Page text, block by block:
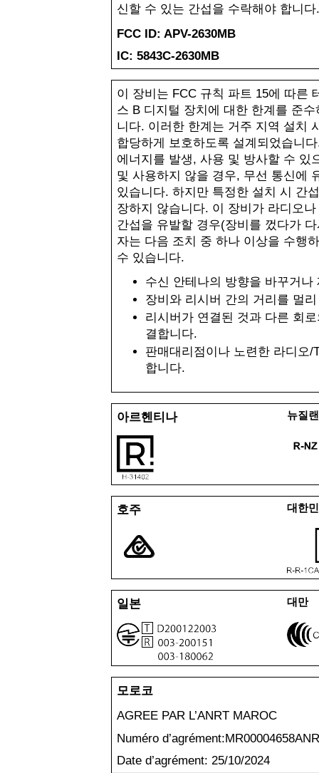
신할 수 있는 간섭을 수락해야 합니다
FCC ID: APV-2630MB
IC: 5843C-2630MB
이 장비는 FCC 규칙 파트 15에 따른
스 B 디지털 장치에 대한 한계를 준
니다. 이러한 한계는 거주 지역 설치
합당하게 보호하도록 설계되었습니다
에너지를 발생,사용 및 방사할 수 있
및 사용하지 않을 경우, 무선 통신에
있습니다.하지만 특정한 설치 시 간
장하지 않습니다. 이 장비가 라디오
간섭을 유발할 경우(장비를 껐다가
자는 다음 조치 중 하나 이상을 수행
수 있습니다.
수신 안테나의 방향을 바꾸거나
장비와 리시버 간의 거리를 멀
리시버가 연결된 것과 다른 회
결합니다.
판매대리점이나 노련한 라디오/
합니다.
아르헨티나 뉴질
호주 대한
일본 대만
모로코
AGREE PAR L’ANRT MAROC
Numéro d’
Date d’agrément: 25/10/2024